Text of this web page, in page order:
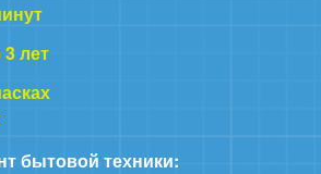
лет
бытовой техники: